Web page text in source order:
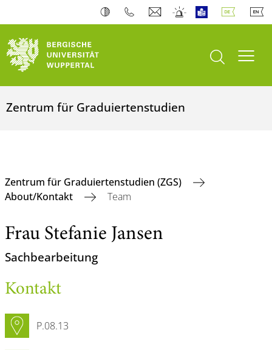
Suche öffnen
Zentrum für Graduiertenstudien
Zentrum für Graduiertenstudien (ZGS)
About/Kontakt
Team
Frau Stefanie Jansen
Sachbearbeitung
Kontakt
P.08.13